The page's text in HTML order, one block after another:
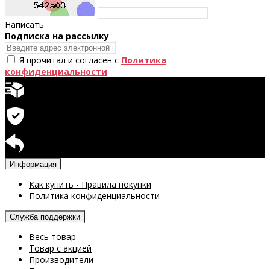
Написать
Подпискa на рассылку
Я прочитал и согласен с Политика
конфиденциальности
Информация
Как купить - Правила покупки
Политика конфиденциальности
Служба поддержки
Весь товар
Товар с акцией
Производители